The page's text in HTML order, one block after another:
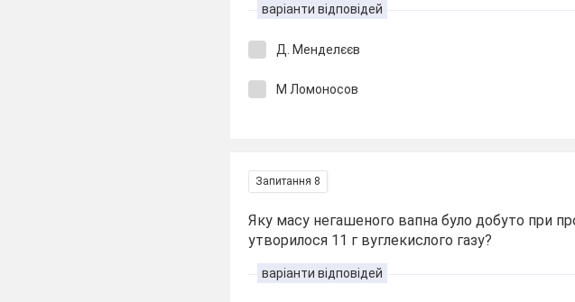
варіанти відповідей
Д. Менделєєв
М Ломоносов
Запитання 8
Яку масу негашеного вапна було добуто при
утворилося 11 г вуглекислого газу?
варіанти відповідей